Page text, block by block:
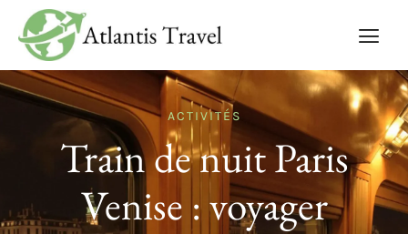
ACTIVITÉS
Train de nuit Paris
Venise : voyager